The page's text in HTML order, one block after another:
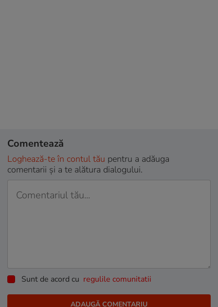
Comentează
Loghează-te în contul tău pentru a adăuga
comentarii și a te alătura dialogului.
Sunt de acord cu regulile comunitatii